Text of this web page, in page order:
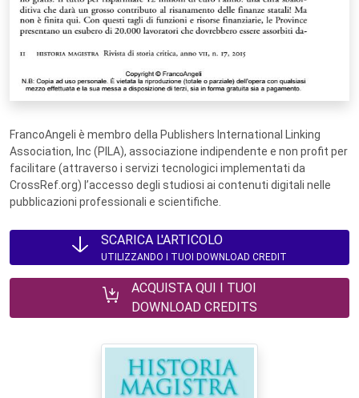
FrancoAngeli è membro della Publishers International Linking
Association, Inc (PILA), associazione indipendente e non profit per
facilitare (attraverso i servizi tecnologici implementati da
CrossRef.org) l’accesso degli studiosi ai contenuti digitali nelle
pubblicazioni professionali e scientifiche.
SCARICA L'ARTICOLO
UTILIZZANDO I TUOI DOWNLOAD CREDIT
ACQUISTA QUI I TUOI
DOWNLOAD CREDITS